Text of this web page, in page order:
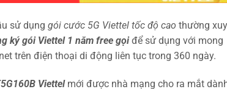
sử dụng gói cước 5G Viettel tốc độ cao thường
ký gói Viettel 1 năm free gọiđể sử dụng với mong
trên điện thoại di động liên tục trong 360 ngày.
Viettelmới được nhà mạng cho ra mắt